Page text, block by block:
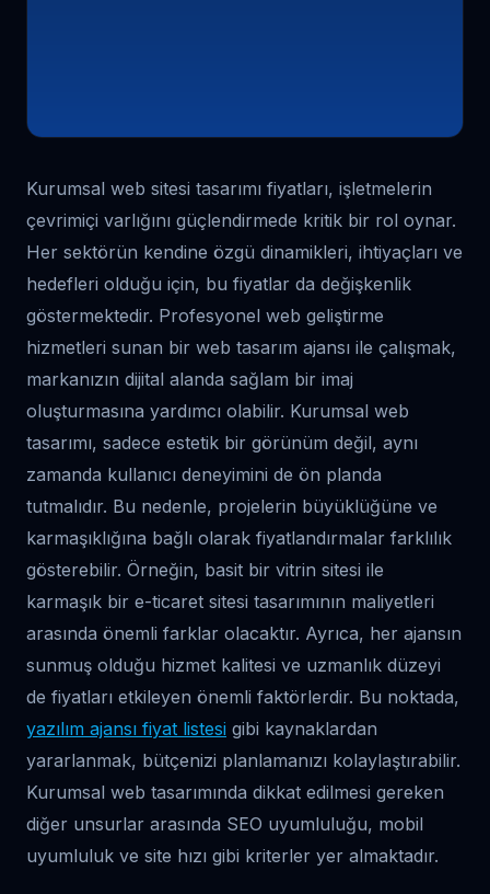
Kurumsal web sitesi tasarımı fiyatları, işletmelerin
çevrimiçi varlığını güçlendirmede kritik bir rol oynar.
Her sektörün kendine özgü dinamikleri, ihtiyaçları ve
hedefleri olduğu için, bu fiyatlar da değişkenlik
göstermektedir. Profesyonel web geliştirme
hizmetleri sunan bir web tasarım ajansı ile çalışmak,
markanızın dijital alanda sağlam bir imaj
oluşturmasına yardımcı olabilir. Kurumsal web
tasarımı, sadece estetik bir görünüm değil, aynı
zamanda kullanıcı deneyimini de ön planda
tutmalıdır. Bu nedenle, projelerin büyüklüğüne ve
karmaşıklığına bağlı olarak fiyatlandırmalar farklılık
gösterebilir. Örneğin, basit bir vitrin sitesi ile
karmaşık bir e-ticaret sitesi tasarımının maliyetleri
arasında önemli farklar olacaktır. Ayrıca, her ajansın
sunmuş olduğu hizmet kalitesi ve uzmanlık düzeyi
de fiyatları etkileyen önemli faktörlerdir. Bu noktada,
yazılım ajansı fiyat listesi gibi kaynaklardan
yararlanmak, bütçenizi planlamanızı kolaylaştırabilir.
Kurumsal web tasarımında dikkat edilmesi gereken
diğer unsurlar arasında SEO uyumluluğu, mobil
uyumluluk ve site hızı gibi kriterler yer almaktadır.